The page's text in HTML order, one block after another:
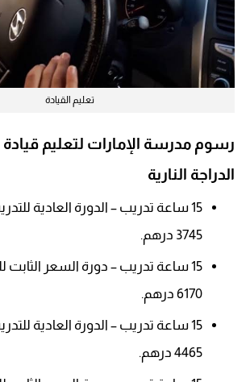
تعليم القيادة
رسوم مدرسة الإمارات لتعليم قيادة
الدراجة النارية
15 ساعة تدريب – الدورة العادية
3745 درهم.
15 ساعة تدريب – دورة السعر الثابت
6170 درهم.
15 ساعة تدريب – الدورة العادية
4465 درهم.